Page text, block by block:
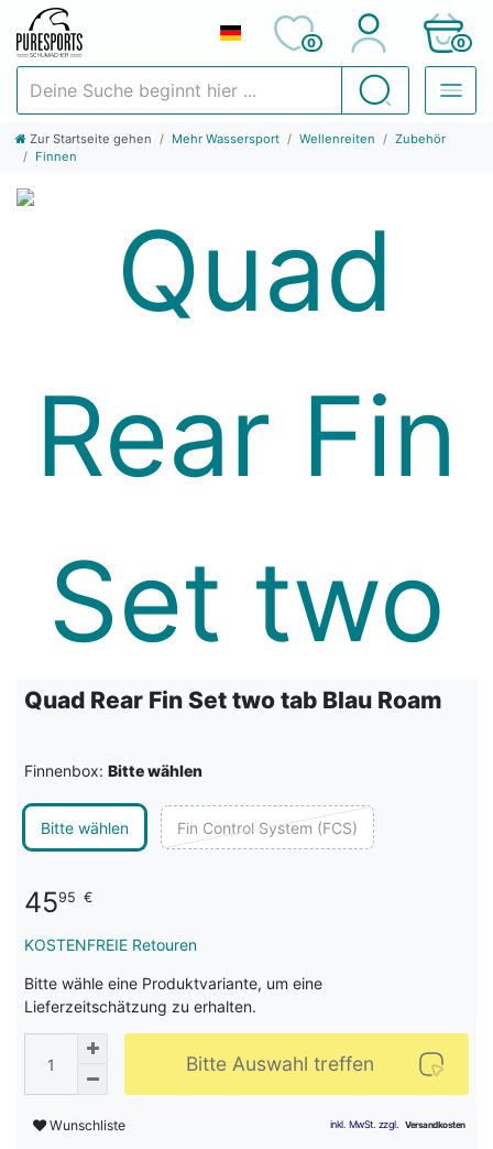
Suchen
0 0
Zur Startseite gehen Mehr Wassersport Wellenreiten
Zubehör
Finnen
Quad Rear Fin Set two tab Blau Roam
Finnenbox: Bitte wählen
Bitte wählen Fin Control System (FCS)
4595 €
KOSTENFREIE Retouren
Bitte wähle eine Produktvariante, um eine
Lieferzeitschätzung zu erhalten.
Bitte Auswahl treffen
Wunschliste